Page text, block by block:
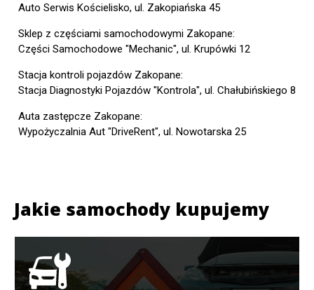
Auto Serwis Kościelisko, ul. Zakopiańska 45
Sklep z częściami samochodowymi Zakopane:
Części Samochodowe "Mechanic", ul. Krupówki 12
Stacja kontroli pojazdów Zakopane:
Stacja Diagnostyki Pojazdów "Kontrola", ul. Chałubińskiego 8
Auta zastępcze Zakopane:
Wypożyczalnia Aut "DriveRent", ul. Nowotarska 25
Jakie samochody kupujemy